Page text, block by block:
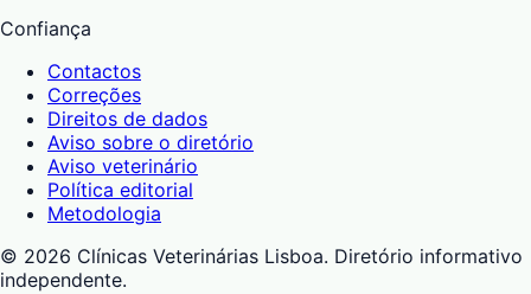
Confiança
Contactos
Correções
Direitos de dados
Aviso sobre o diretório
Aviso veterinário
Política editorial
Metodologia
© 2026 Clínicas Veterinárias Lisboa. Diretório informativo
independente.